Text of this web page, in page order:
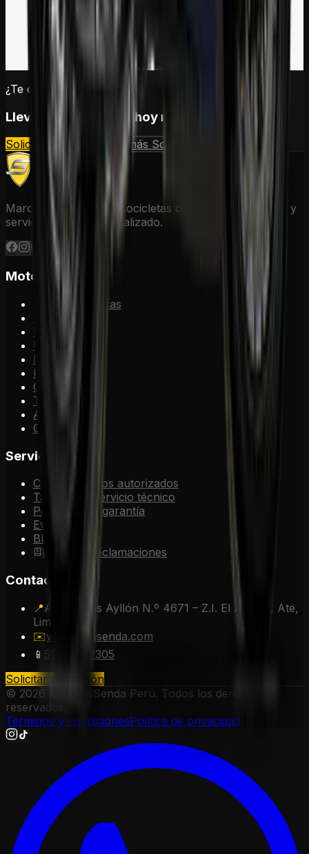
¿Te convenciste?
Lleva tu hoy mismo
Solicitar cotización Ver más Scooter
Marca peruana de motocicletas con calidad, respaldo y
servicio técnico especializado.
Motos
Semiautomáticas
Naked
Pisteras
Custom
Todo Terreno
Adventure
Cuatrimotos
Servicios
Concesionarios autorizados
Talleres de servicio técnico
Post venta y garantía
Eventos
Blog
Libro de Reclamaciones
Contacto
📍Av. Nicolás Ayllón N.º 4671 – Z.I. El Asesor, Ate,
Lima, Perú.
✉️ventas@ssenda.com
📱 51997592305
Solicitar cotización
© 2026
Motos SSenda Perú. Todos los derechos
reservados.
Términos y condicionesPolítica de privacidad